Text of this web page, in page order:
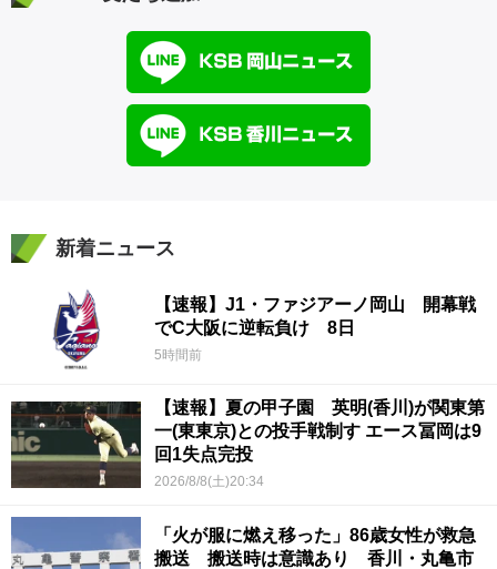
新着ニュース
【速報】J1・ファジアーノ岡山 開幕戦
でC大阪に逆転負け 8日
5時間前
【速報】夏の甲子園 英明(香川)が関東第
一(東東京)との投手戦制す エース冨岡は9
回1失点完投
2026/8/8(土)20:34
「火が服に燃え移った」86歳女性が救急
搬送 搬送時は意識あり 香川・丸亀市